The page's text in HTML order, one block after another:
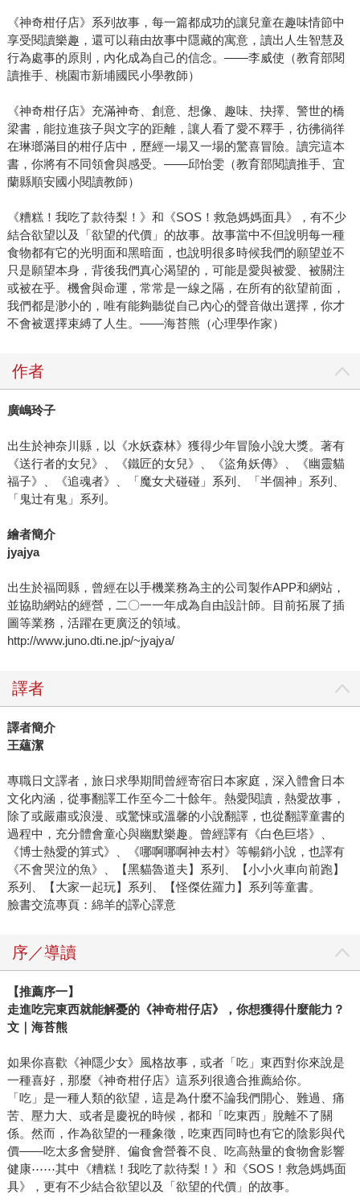
《神奇柑仔店》系列故事，每一篇都成功的讓兒童在趣味情節中
享受閱讀樂趣，還可以藉由故事中隱藏的寓意，讀出人生智慧及
行為處事的原則，內化成為自己的信念。――李威使（教育部閱
讀推手、桃園市新埔國民小學教師）
《神奇柑仔店》充滿神奇、創意、想像、趣味、抉擇、警世的橋
梁書，能拉進孩子與文字的距離，讓人看了愛不釋手，彷彿徜徉
在琳瑯滿目的柑仔店中，歷經一場又一場的驚喜冒險。讀完這本
書，你將有不同領會與感受。――邱怡雯（教育部閱讀推手、宜
蘭縣順安國小閱讀教師）
《糟糕！我吃了款待梨！》和《SOS！救急媽媽面具》，有不少
結合欲望以及「欲望的代價」的故事。故事當中不但說明每一種
食物都有它的光明面和黑暗面，也說明很多時候我們的願望並不
只是願望本身，背後我們真心渴望的，可能是愛與被愛、被關注
或被在乎。機會與命運，常常是一線之隔，在所有的欲望前面，
我們都是渺小的，唯有能夠聽從自己內心的聲音做出選擇，你才
不會被選擇束縛了人生。――海苔熊（心理學作家）
作者
廣嶋玲子
出生於神奈川縣，以《水妖森林》獲得少年冒險小說大獎。著有
《送行者的女兒》、《鐵匠的女兒》、《盜角妖傳》、《幽靈貓
福子》、《追魂者》、「魔女犬碰碰」系列、「半個神」系列、
「鬼辻有鬼」系列。
繪者簡介
jyajya
出生於福岡縣，曾經在以手機業務為主的公司製作APP和網站，
並協助網站的經營，二〇一一年成為自由設計師。目前拓展了插
圖等業務，活躍在更廣泛的領域。
http://www.juno.dti.ne.jp/~jyajya/
譯者
譯者簡介
王蘊潔
專職日文譯者，旅日求學期間曾經寄宿日本家庭，深入體會日本
文化內涵，從事翻譯工作至今二十餘年。熱愛閱讀，熱愛故事，
除了或嚴肅或浪漫、或驚悚或溫馨的小說翻譯，也從翻譯童書的
過程中，充分體會童心與幽默樂趣。曾經譯有《白色巨塔》、
《博士熱愛的算式》、《哪啊哪啊神去村》等暢銷小說，也譯有
《不會哭泣的魚》、【黑貓魯道夫】系列、【小小火車向前跑】
系列、【大家一起玩】系列、【怪傑佐羅力】系列等童書。
臉書交流專頁：綿羊的譯心譯意
序／導讀
【推薦序一】
走進吃完東西就能解憂的《神奇柑仔店》，你想獲得什麼能力？
文｜海苔熊
如果你喜歡《神隱少女》風格故事，或者「吃」東西對你來說是
一種喜好，那麼《神奇柑仔店》這系列很適合推薦給你。
「吃」是一種人類的欲望，這是為什麼不論我們開心、難過、痛
苦、壓力大、或者是慶祝的時候，都和「吃東西」脫離不了關
係。然而，作為欲望的一種象徵，吃東西同時也有它的陰影與代
價——吃太多會變胖、偏食會營養不良、吃高熱量的食物會影響
健康⋯⋯其中《糟糕！我吃了款待梨！》和《SOS！救急媽媽面
具》，更有不少結合欲望以及「欲望的代價」的故事。